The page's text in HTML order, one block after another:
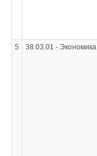
5
38.03.01 - Экономика